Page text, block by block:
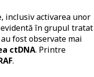
inclusiv activarea unor
în grupul tratat
fost observate mai
ctDNA. Printre
.